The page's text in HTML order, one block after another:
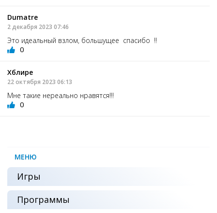
Dumatre
2 декабря 2023 07:46
Это идеальный взлом, большущее спасибо !!
0
Хблире
22 октября 2023 06:13
Мне такие нереально нравятся!!!
0
МЕНЮ
Игры
Программы